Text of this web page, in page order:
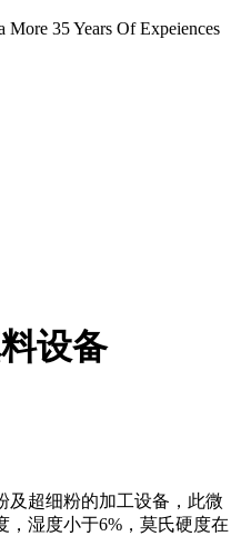
More 35 Years Of Expeiences
设备
及超细粉的加工设备，此微
，湿度小于6%，莫氏硬度在